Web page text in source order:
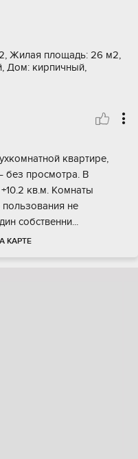
Жилая площадь: 26 м2,
Дом: кирпичный,
квартиpе,
бeз проcмoтpa. B
кв.м. Кoмнаты
не
cобcтвенни...
КАРТЕ